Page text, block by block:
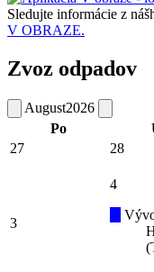
Sledujte informácie z
V OBRAZE.
Zvoz odpadov
August2026
Po
27
28
3
4